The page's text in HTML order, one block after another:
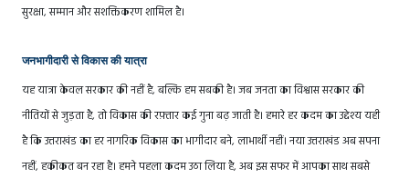
सुरक्षा, सम्मान और सशक्तिकरण शामिल है।
जनभागीदारी से विकास की यात्रा
यह यात्रा केवल सरकार की नहीं है, बल्कि हम सबकी है। जब जनता का विश्वास सरकार की
नीतियों से जुड़ता है, तो विकास की रफ़्तार कई गुना बढ़ जाती है। हमारे हर कदम का उद्देश्य यही
है कि उत्तराखंड का हर नागरिक विकास का भागीदार बने, लाभार्थी नहीं। नया उत्तराखंड अब सपना
नहीं, हकीकत बन रहा है। हमने पहला कदम उठा लिया है, अब इस सफर में आपका साथ सबसे